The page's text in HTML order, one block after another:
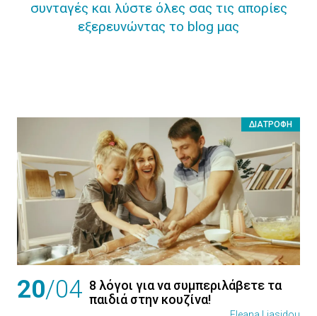
συνταγές και λύστε όλες σας τις απορίες
εξερευνώντας το blog μας
ΔΙΑΤΡΟΦΉ
20/04 8 λόγοι για να συμπεριλάβετε τα
παιδιά στην κουζίνα!